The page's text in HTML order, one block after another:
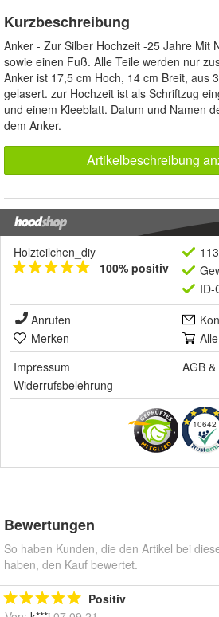
Kurzbeschreibung
Anker - Zur Silber Hochzeit -25 Jahre Mit
sowie einen Fuß. Alle Teile werden nur
Anker ist 17,5 cm Hoch, 14 cm Breit, aus
gelasert. zur Hochzeit ist als Schriftzug
und einem Kleeblatt. Datum und Namen
dem Anker.
Artikelbeschreibung
Holzteilchen_diy
100% positiv
ID-
Anrufen
Merken
Impressum
AGB &
Widerrufsbelehrung
10642
Bewertungen
So haben Kunden, die den Artikel bei
haben, den Kauf bewertet.
Positiv